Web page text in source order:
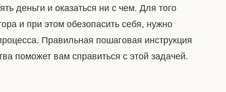
деньги и оказаться ни с чем. Для того
и при этом обезопасить себя, нужно
Правильная пошаговая инструкция
поможет вам справиться с этой задачей.